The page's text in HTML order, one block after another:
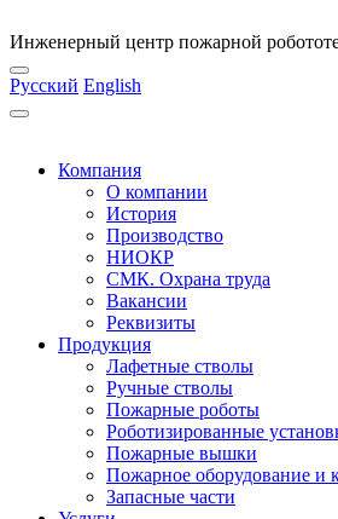
Инженерный центр пожарной
Русский English
Компания
О компании
История
Производство
НИОКР
СМК. Охрана труда
Вакансии
Реквизиты
Продукция
Лафетные стволы
Ручные стволы
Пожарные роботы
Роботизированные
Пожарные вышки
Пожарное оборудование и
Запасные части